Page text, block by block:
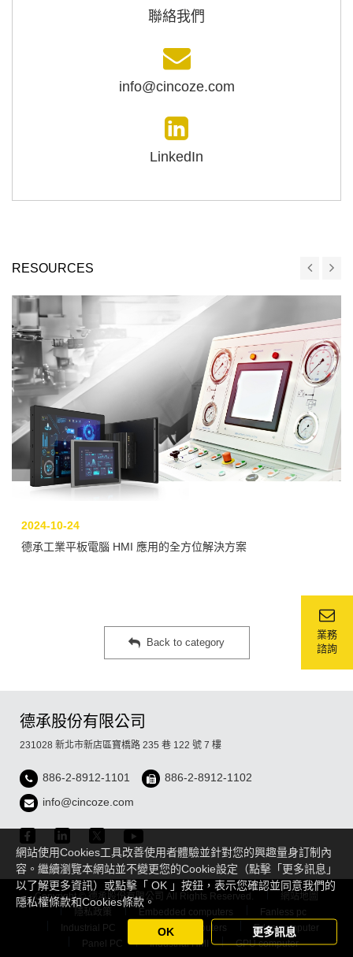
網站使用Cookies工具改善使用者體驗並針對您的興趣量身訂制內
容。繼續瀏覽本網站並不變更您的Cookie設定（點擊「更多訊息」
以了解更多資訊）或點擊「 OK 」按鈕，表示您確認並同意我們的
隱私權條款和Cookies條款。
更多訊息
OK
業務
諮詢
聯絡我們
info@cincoze.com
LinkedIn
RESOURCES
2024-10-24
德承工業平板電腦 HMI 應用的全方位解決方案
Back to category
德承股份有限公司
231028 新北市新店區寶橋路 235 巷 122 號 7 樓
886-2-8912-1101
886-2-8912-1102
info@cincoze.com
Copyright © 德承股份有限公司 All Rights Reserved.
網站地圖
隱私政策
Embedded computers
Fanless pc
Industrial PC
Rugged Computers
Edge computer
Panel PC
Industrial HMI GPU computer